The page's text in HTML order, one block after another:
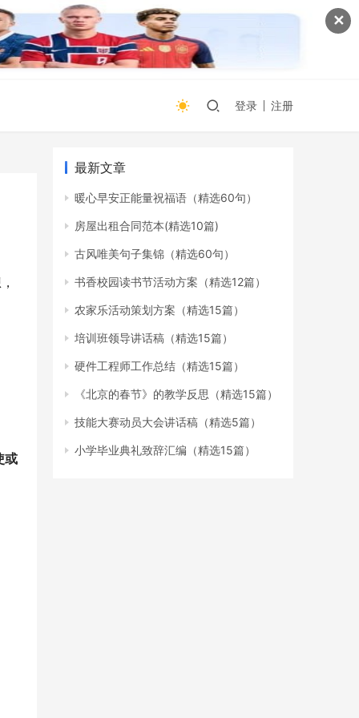
✕
登录 注册
或
最新文章
暖心早安正能量祝福语（精选60句）
房屋出租合同范本(精选10篇)
古风唯美句子集锦（精选60句）
书香校园读书节活动方案（精选12篇）
农家乐活动策划方案（精选15篇）
培训班领导讲话稿（精选15篇）
硬件工程师工作总结（精选15篇）
《北京的春节》的教学反思（精选15篇）
技能大赛动员大会讲话稿（精选5篇）
小学毕业典礼致辞汇编（精选15篇）